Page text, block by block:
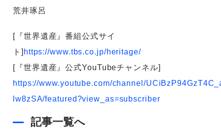
荒井琢呂
[『世界遺産』番組公式サイ
ト] https://www.tbs.co.jp/heritage/
[『世界遺産』公式YouTubeチャンネル]
https://www.youtube.com/channel/
lw8zSA/featured?view_as=subscriber
記事一覧へ